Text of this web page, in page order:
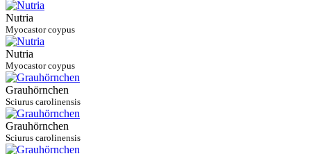
Nutria
Myocastor coypus
Nutria
Myocastor coypus
Grauhörnchen
Sciurus carolinensis
Grauhörnchen
Sciurus carolinensis